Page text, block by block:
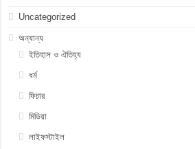
Uncategorized
অন্যান্য
ইতিহাস ও ঐতিহ্য
ধর্ম
ফিচার
মিডিয়া
লাইফস্টাইল